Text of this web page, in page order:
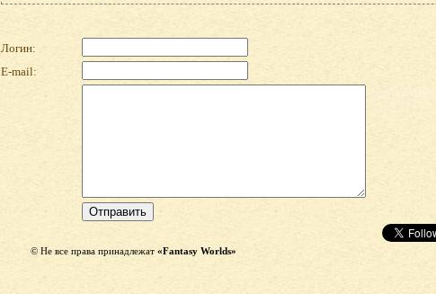
Логин:
E-mail:
© Не все права принадлежат «Fantasy Worlds»